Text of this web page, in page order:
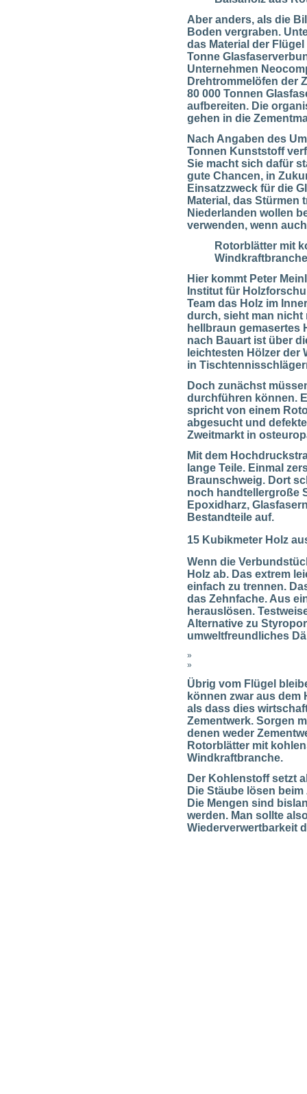
Aber anders, als die
Boden vergraben.
das Material der
Tonne
Unternehmen
Drehtrommelöfen der
80 000 Tonnen
aufbereiten. Die
gehen in die
Nach Angaben des
Tonnen Kunststoff
Sie macht sich dafür
gute Chancen, in
Einsatzzweck für die
Material, das Stürmen
Niederlanden wollen
verwenden, wenn
Rotorblätter mit
Windkraftbranche
Hier kommt Peter
Institut für
Team das Holz im
durch, sieht man nicht
hellbraun gemasertes
nach Bauart ist über
leichtesten Hölzer der
in
Doch zunächst
durchführen können.
spricht von einem
abgesucht und
Zweitmarkt in
Mit dem
lange Teile. Einmal
Braunschweig. Dort
noch handtellergroße
Epoxidharz,
Bestandteile auf.
15 Kubikmeter Holz
Wenn die
Holz ab. Das extrem
einfach zu trennen.
das Zehnfache. Aus
herauslösen.
Alternative zu
umweltfreundliches
»
»
Übrig vom Flügel
können zwar aus dem
als dass dies
Zementwerk. Sorgen
denen weder
Rotorblätter mit
Windkraftbranche.
Der Kohlenstoff setzt
Die Stäube lösen
Die Mengen sind
werden. Man sollte
Wiederverwertbarkeit